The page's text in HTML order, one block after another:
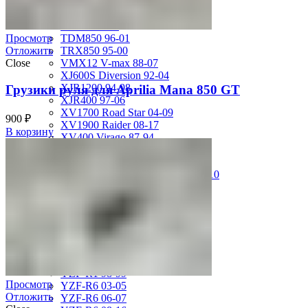
TDM850 96-01
TRX850 95-00
VMX12 V-max 88-07
XJ600S Diversion 92-04
XJR1200 94-98
XJR400 97-06
XV1700 Road Star 04-09
XV1900 Raider 08-17
XV400 Virago 87-94
XVZ1300 Royal Star Venture 01-10
YZF-R1 00-01
YZF-R1 02-03
YZF-R1 04-06
YZF-R1 07-08
YZF-R1 98-99
YZF-R6 03-05
YZF-R6 06-07
Просмотр
Отложить
Close
Грузики руля для Aprilia Mana 850 GT
900 ₽
В корзину
Просмотр
Отложить